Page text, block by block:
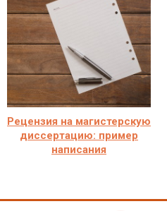
Рецензия на магистерскую
диссертацию: пример
написания